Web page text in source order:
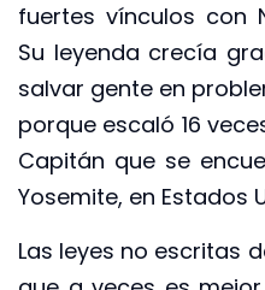
fuertes vínculos con
Su leyenda crecía
salvar gente en
porque escaló 16
Capitán que se
Yosemite, en Estados
Las leyes no escritas